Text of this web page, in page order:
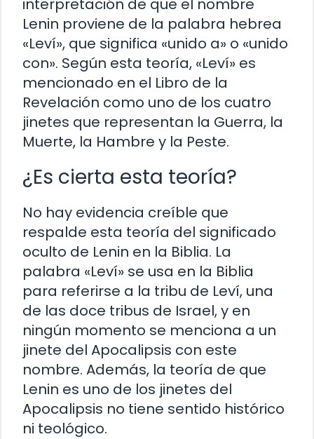
interpretación de que el nombre
Lenin proviene de la palabra hebrea
«Leví», que significa «unido a» o «unido
con». Según esta teoría, «Leví» es
mencionado en el Libro de la
Revelación como uno de los cuatro
jinetes que representan la Guerra, la
Muerte, la Hambre y la Peste.
¿Es cierta esta teoría?
No hay evidencia creíble que
respalde esta teoría del significado
oculto de Lenin en la Biblia. La
palabra «Leví» se usa en la Biblia
para referirse a la tribu de Leví, una
de las doce tribus de Israel, y en
ningún momento se menciona a un
jinete del Apocalipsis con este
nombre. Además, la teoría de que
Lenin es uno de los jinetes del
Apocalipsis no tiene sentido histórico
ni teológico.